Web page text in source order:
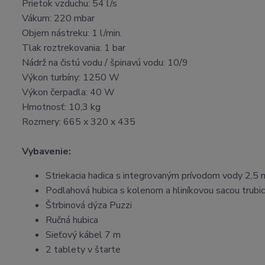
Prietok vzduchu: 54 l/s
Vákum: 220 mbar
Objem nástreku: 1 l/min.
Tlak roztrekovania: 1 bar
Nádrž na čistú vodu / špinavú vodu: 10/9
Výkon turbíny: 1250 W
Výkon čerpadla: 40 W
Hmotnosť: 10,3 kg
Rozmery: 665 x 320 x 435
Vybavenie:
Striekacia hadica s integrovaným prívodom vody 2,5
Podlahová hubica s kolenom a hliníkovou sacou
Štrbinová dýza Puzzi
Ručná hubica
Sieťový kábel 7 m
2 tablety v štarte